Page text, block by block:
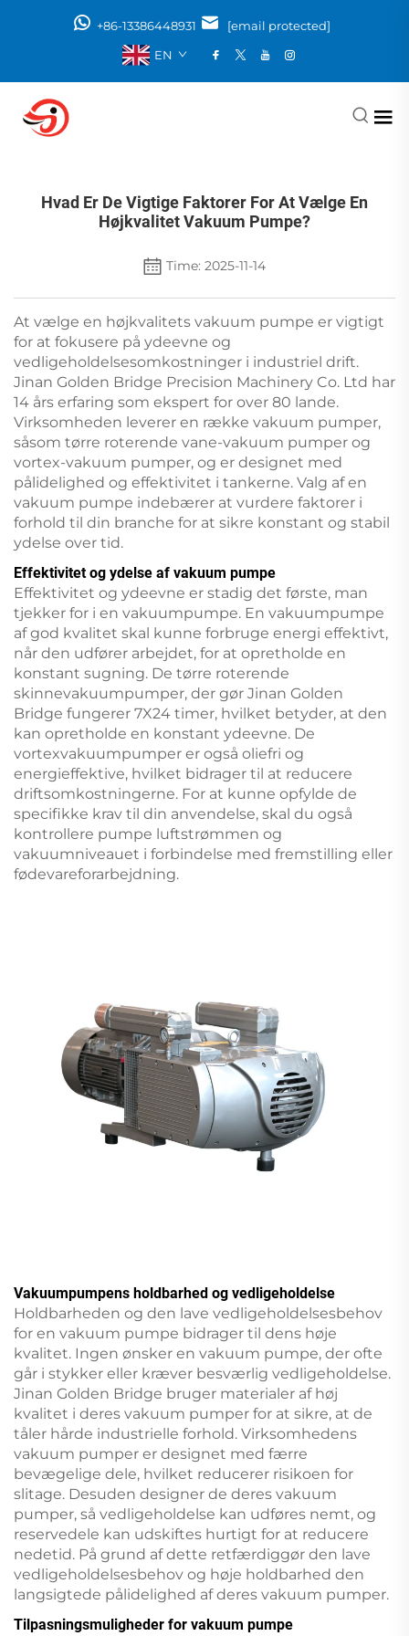
+86-13386448931
[email protected]
EN
Hvad Er De Vigtige Faktorer For At Vælge En
Højkvalitet Vakuum Pumpe?
Time: 2025-11-14
At vælge en højkvalitets vakuum pumpe er vigtigt
for at fokusere på ydeevne og
vedligeholdelsesomkostninger i industriel drift.
Jinan Golden Bridge Precision Machinery Co. Ltd har
14 års erfaring som ekspert for over 80 lande.
Virksomheden leverer en række vakuum pumper,
såsom tørre roterende vane-vakuum pumper og
vortex-vakuum pumper, og er designet med
pålidelighed og effektivitet i tankerne. Valg af en
vakuum pumpe indebærer at vurdere faktorer i
forhold til din branche for at sikre konstant og stabil
ydelse over tid.
Effektivitet og ydelse af vakuum pumpe
Effektivitet og ydeevne er stadig det første, man
tjekker for i en vakuumpumpe. En vakuumpumpe
af god kvalitet skal kunne forbruge energi effektivt,
når den udfører arbejdet, for at opretholde en
konstant sugning. De tørre roterende
skinnevakuumpumper, der gør Jinan Golden
Bridge fungerer 7X24 timer, hvilket betyder, at den
kan opretholde en konstant ydeevne. De
vortexvakuumpumper er også oliefri og
energieffektive, hvilket bidrager til at reducere
driftsomkostningerne. For at kunne opfylde de
specifikke krav til din anvendelse, skal du også
kontrollere pumpe luftstrømmen og
vakuumniveauet i forbindelse med fremstilling eller
fødevareforarbejdning.
Vakuumpumpens holdbarhed og vedligeholdelse
Holdbarheden og den lave vedligeholdelsesbehov
for en vakuum pumpe bidrager til dens høje
kvalitet. Ingen ønsker en vakuum pumpe, der ofte
går i stykker eller kræver besværlig vedligeholdelse.
Jinan Golden Bridge bruger materialer af høj
kvalitet i deres vakuum pumper for at sikre, at de
tåler hårde industrielle forhold. Virksomhedens
vakuum pumper er designet med færre
bevægelige dele, hvilket reducerer risikoen for
slitage. Desuden designer de deres vakuum
pumper, så vedligeholdelse kan udføres nemt, og
reservedele kan udskiftes hurtigt for at reducere
nedetid. På grund af dette retfærdiggør den lave
vedligeholdelsesbehov og høje holdbarhed den
langsigtede pålidelighed af deres vakuum pumper.
Tilpasningsmuligheder for vakuum pumpe